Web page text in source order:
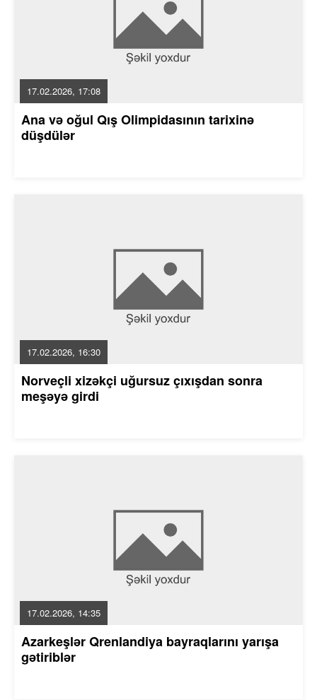
17.02.2026, 17:08
Ana və oğul Qış Olimpidasının tarixinə
düşdülər
17.02.2026, 16:30
Norveçli xizəkçi uğursuz çıxışdan sonra
meşəyə girdi
17.02.2026, 14:35
Azarkeşlər Qrenlandiya bayraqlarını yarışa
gətiriblər